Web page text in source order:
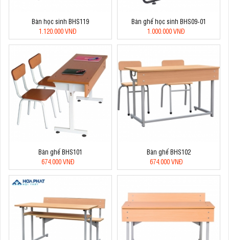
Bàn học sinh BHS119
1.120.000 VNĐ
Bàn ghế học sinh BHS09-01
1.000.000 VNĐ
Bàn ghế BHS101
674.000 VNĐ
Bàn ghế BHS102
674.000 VNĐ